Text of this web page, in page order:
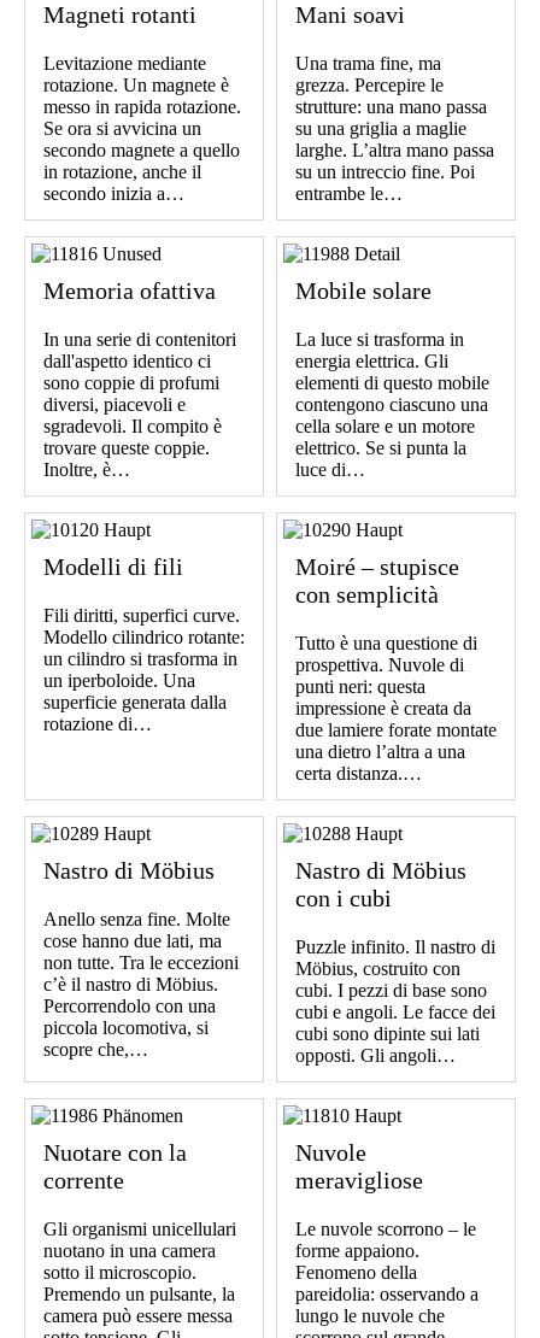
Magneti rotanti
Levitazione mediante
rotazione. Un magnete è
messo in rapida rotazione.
Se ora si avvicina un
secondo magnete a quello
in rotazione, anche il
secondo inizia a…
Mani soavi
Una trama fine, ma
grezza. Percepire le
strutture: una mano passa
su una griglia a maglie
larghe. L’altra mano passa
su un intreccio fine. Poi
entrambe le…
Memoria ofattiva
In una serie di contenitori
dall'aspetto identico ci
sono coppie di profumi
diversi, piacevoli e
sgradevoli. Il compito è
trovare queste coppie.
Inoltre, è…
Mobile solare
La luce si trasforma in
energia elettrica. Gli
elementi di questo mobile
contengono ciascuno una
cella solare e un motore
elettrico. Se si punta la
luce di…
Modelli di fili
Fili diritti, superfici curve.
Modello cilindrico rotante:
un cilindro si trasforma in
un iperboloide. Una
superficie generata dalla
rotazione di…
Moiré – stupisce
con semplicità
Tutto è una questione di
prospettiva. Nuvole di
punti neri: questa
impressione è creata da
due lamiere forate montate
una dietro l’altra a una
certa distanza.…
Nastro di Möbius
Anello senza fine. Molte
cose hanno due lati, ma
non tutte. Tra le eccezioni
c’è il nastro di Möbius.
Percorrendolo con una
piccola locomotiva, si
scopre che,…
Nastro di Möbius
con i cubi
Puzzle infinito. Il nastro di
Möbius, costruito con
cubi. I pezzi di base sono
cubi e angoli. Le facce dei
cubi sono dipinte sui lati
opposti. Gli angoli…
Nuotare con la
corrente
Gli organismi unicellulari
nuotano in una camera
sotto il microscopio.
Premendo un pulsante, la
camera può essere messa
Nuvole
meravigliose
Le nuvole scorrono – le
forme appaiono.
Fenomeno della
pareidolia: osservando a
lungo le nuvole che